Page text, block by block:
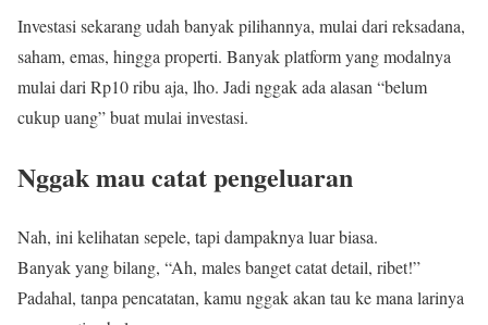
Investasi sekarang udah banyak pilihannya, mulai dari reksadana,
saham, emas, hingga properti. Banyak platform yang modalnya
mulai dari Rp10 ribu aja, lho. Jadi nggak ada alasan “belum
cukup uang” buat mulai investasi.
Nggak mau catat pengeluaran
Nah, ini kelihatan sepele, tapi dampaknya luar biasa.
Banyak yang bilang, “Ah, males banget catat detail, ribet!”
Padahal, tanpa pencatatan, kamu nggak akan tau ke mana larinya